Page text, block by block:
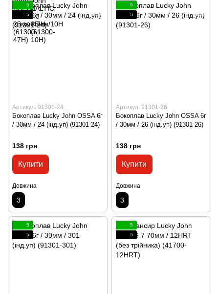
5
5
Артикул: 91301-24
Бокоплав Lucky John OSSA 6г
/ 30мм / 24 (інд.уп) (91301-24)
138 грн
Купити
Довжина
3
5
5
Артикул: 91301-26
Бокоплав Lucky John OSSA 6г
/ 30мм / 26 (інд.уп) (91301-26)
138 грн
Купити
Довжина
3
5
5
5
5